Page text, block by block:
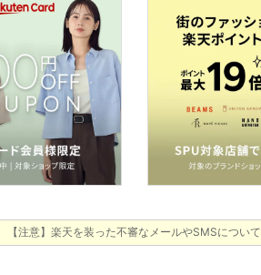
【注意】楽天を装った不審なメールやSMSについて